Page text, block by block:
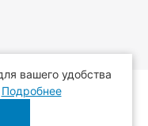
вашего удобства
Подробнее